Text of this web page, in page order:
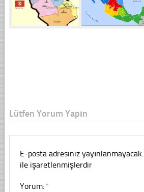
Lütfen Yorum Yapın
E-posta adresiniz yayınlanmayacak.
ile işaretlenmişlerdir
Yorum:*